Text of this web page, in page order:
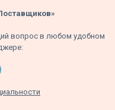
вопрос в любом удобном